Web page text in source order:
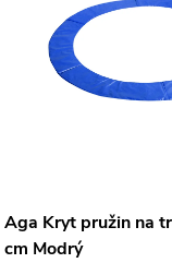
Aga Kryt pružin na
cm Modrý